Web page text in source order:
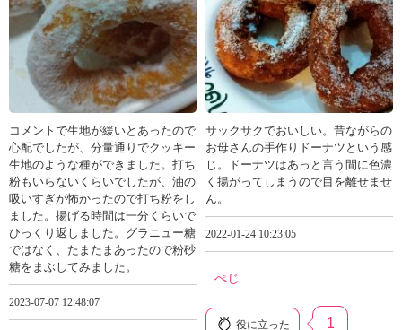
コメントで生地が緩いとあったので
心配でしたが、分量通りでクッキー
生地のような種ができました。打ち
粉もいらないくらいでしたが、油の
吸いすぎが怖かったので打ち粉をし
ました。揚げる時間は一分くらいで
ひっくり返しました。グラニュー糖
ではなく、たまたまあったので粉砂
糖をまぶしてみました。
2023-07-07 12:48:07
サックサクでおいしい。昔ながらの
お母さんの手作りドーナツという感
じ。ドーナツはあっと言う間に色濃
く揚がってしまうので目を離せませ
ん。
2022-01-24 10:23:05
ぺじ
役に立った 1